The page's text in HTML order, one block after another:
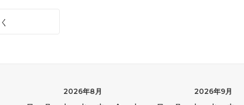
2026年8月
2026年9月